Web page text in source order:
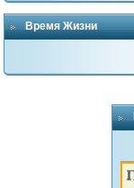
Время Жизни